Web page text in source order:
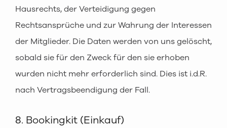
Hausrechts, der Verteidigung gegen
Rechtsansprüche und zur Wahrung der Interessen
der Mitglieder. Die Daten werden von uns gelöscht,
sobald sie für den Zweck für den sie erhoben
wurden nicht mehr erforderlich sind. Dies ist i.d.R.
nach Vertragsbeendigung der Fall.
8. Bookingkit (Einkauf)